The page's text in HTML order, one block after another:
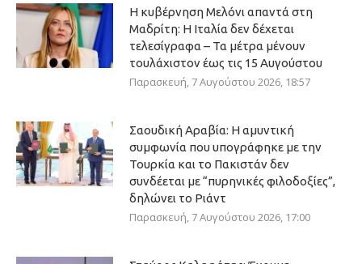
Η κυβέρνηση Μελόνι απαντά στη
Μαδρίτη: Η Ιταλία δεν δέχεται
τελεσίγραφα – Τα μέτρα μένουν
τουλάχιστον έως τις 15 Αυγούστου
Παρασκευή, 7 Αυγούστου 2026, 18:57
Σαουδική Αραβία: Η αμυντική
συμφωνία που υπογράφηκε με την
Τουρκία και το Πακιστάν δεν
συνδέεται με “πυρηνικές φιλοδοξίες”,
δηλώνει το Ριάντ
Παρασκευή, 7 Αυγούστου 2026, 17:00